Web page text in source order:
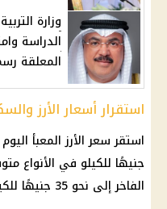
وزارة
المعلقة
استقرار أسعار الأرز
جنيهًا للكيلو في الأنواع
الفاخر إلى نحو 35 جنيهًا للكيلو.